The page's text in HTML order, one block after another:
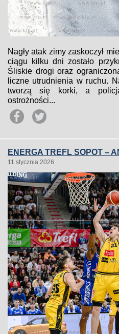
Nagły atak zimy zaskoczył
ciągu kilku dni zostało
Śliskie drogi oraz
liczne utrudnienia w ruchu.
tworzą się korki, a
ostrożności...
ENERGA TREFL SOPOT –
11 stycznia 2026